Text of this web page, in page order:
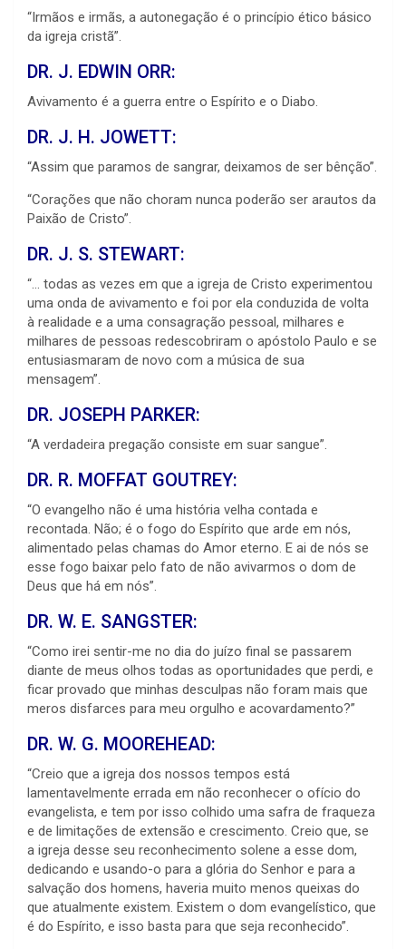
“Irmãos e irmãs, a autonegação é o princípio ético básico
da igreja cristã”.
DR. J. EDWIN ORR:
Avivamento é a guerra entre o Espírito e o Diabo.
DR. J. H. JOWETT:
“Assim que paramos de sangrar, deixamos de ser bênção”.
“Corações que não choram nunca poderão ser arautos da
Paixão de Cristo”.
DR. J. S. STEWART:
“… todas as vezes em que a igreja de Cristo experimentou
uma onda de avivamento e foi por ela conduzida de volta
à realidade e a uma consagração pessoal, milhares e
milhares de pessoas redescobriram o apóstolo Paulo e se
entusiasmaram de novo com a música de sua
mensagem”.
DR. JOSEPH PARKER:
“A verdadeira pregação consiste em suar sangue”.
DR. R. MOFFAT GOUTREY:
“O evangelho não é uma história velha contada e
recontada. Não; é o fogo do Espírito que arde em nós,
alimentado pelas chamas do Amor eterno. E ai de nós se
esse fogo baixar pelo fato de não avivarmos o dom de
Deus que há em nós”.
DR. W. E. SANGSTER:
“Como irei sentir-me no dia do juízo final se passarem
diante de meus olhos todas as oportunidades que perdi, e
ficar provado que minhas desculpas não foram mais que
meros disfarces para meu orgulho e acovardamento?”
DR. W. G. MOOREHEAD:
“Creio que a igreja dos nossos tempos está
lamentavelmente errada em não reconhecer o ofício do
evangelista, e tem por isso colhido uma safra de fraqueza
e de limitações de extensão e crescimento. Creio que, se
a igreja desse seu reconhecimento solene a esse dom,
dedicando e usando-o para a glória do Senhor e para a
salvação dos homens, haveria muito menos queixas do
que atualmente existem. Existem o dom evangelístico, que
é do Espírito, e isso basta para que seja reconhecido”.